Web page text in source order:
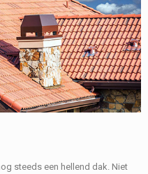
steeds een hellend dak. Niet